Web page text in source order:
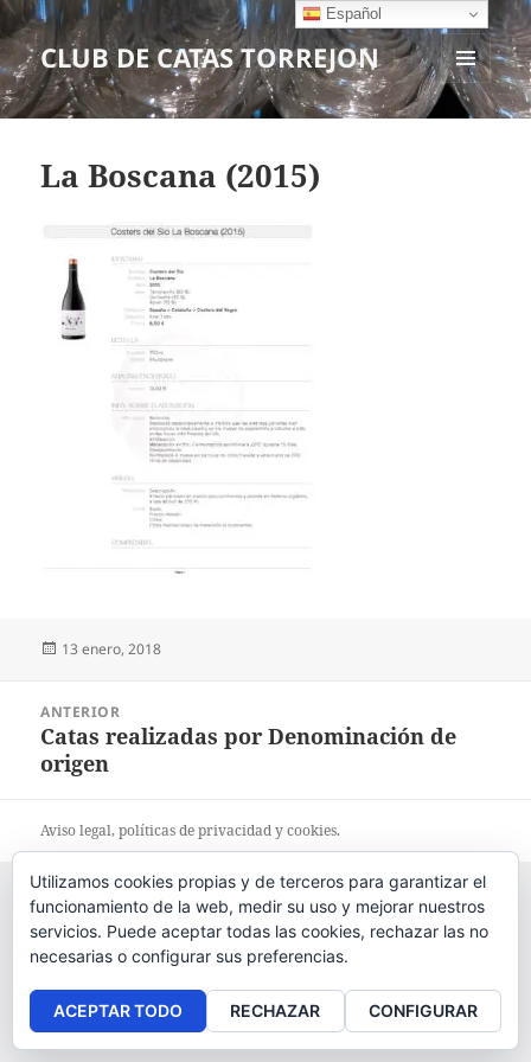
CLUB DE CATAS TORREJON
MENÚ
Y
La Boscana (2015)
Publicado
13 enero, 2018
entradas
ANTERIOR
Entrada
anterior:
Catas realizadas por Denominación de
origen
Aviso legal, políticas deprivacidadycookies.
Español
Utilizamos cookies propias y de terceros para garantizar el
funcionamiento de la web, medir su uso y mejorar nuestros
servicios. Puede aceptar todas las cookies, rechazar las no
necesarias o configurar sus preferencias.
ACEPTAR TODO RECHAZAR CONFIGURAR